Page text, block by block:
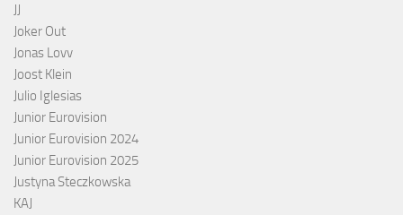
JJ
Joker Out
Jonas Lovv
Joost Klein
Julio Iglesias
Junior Eurovision
Junior Eurovision 2024
Junior Eurovision 2025
Justyna Steczkowska
KAJ